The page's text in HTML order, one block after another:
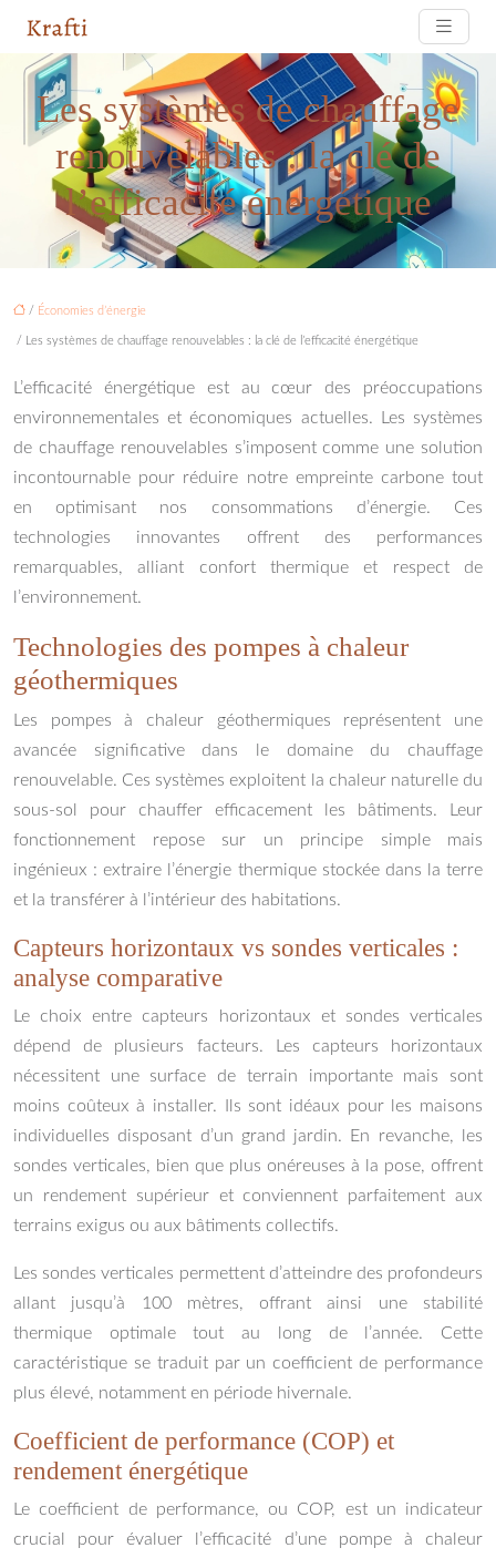
Les systèmes de chauffage
renouvelables : la clé de
l’efficacité énergétique
/ Économies d’énergie
/ Les systèmes de chauffage renouvelables : la clé de l’efficacité énergétique
L’efficacité énergétique est au cœur des préoccupations
environnementales et économiques actuelles. Les systèmes
de chauffage renouvelables s’imposent comme une solution
incontournable pour réduire notre empreinte carbone tout
en optimisant nos consommations d’énergie. Ces
technologies innovantes offrent des performances
remarquables, alliant confort thermique et respect de
l’environnement.
Technologies des pompes à chaleur
géothermiques
Les pompes à chaleur géothermiques représentent une
avancée significative dans le domaine du chauffage
renouvelable. Ces systèmes exploitent la chaleur naturelle du
sous-sol pour chauffer efficacement les bâtiments. Leur
fonctionnement repose sur un principe simple mais
ingénieux : extraire l’énergie thermique stockée dans la terre
et la transférer à l’intérieur des habitations.
Capteurs horizontaux vs sondes verticales :
analyse comparative
Le choix entre capteurs horizontaux et sondes verticales
dépend de plusieurs facteurs. Les capteurs horizontaux
nécessitent une surface de terrain importante mais sont
moins coûteux à installer. Ils sont idéaux pour les maisons
individuelles disposant d’un grand jardin. En revanche, les
sondes verticales, bien que plus onéreuses à la pose, offrent
un rendement supérieur et conviennent parfaitement aux
terrains exigus ou aux bâtiments collectifs.
Les sondes verticales permettent d’atteindre des profondeurs
allant jusqu’à 100 mètres, offrant ainsi une stabilité
thermique optimale tout au long de l’année. Cette
caractéristique se traduit par un coefficient de performance
plus élevé, notamment en période hivernale.
Coefficient de performance (COP) et
rendement énergétique
Le coefficient de performance, ou COP, est un indicateur
crucial pour évaluer l’efficacité d’une pompe à chaleur